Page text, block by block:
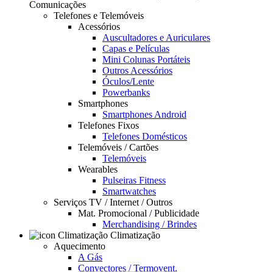
Comunicações
Telefones e Telemóveis
Acessórios
Auscultadores e Auriculares
Capas e Películas
Mini Colunas Portáteis
Outros Acessórios
Óculos/Lente
Powerbanks
Smartphones
Smartphones Android
Telefones Fixos
Telefones Domésticos
Telemóveis / Cartões
Telemóveis
Wearables
Pulseiras Fitness
Smartwatches
Serviços TV / Internet / Outros
Mat. Promocional / Publicidade
Merchandising / Brindes
Climatização
Aquecimento
A Gás
Convectores / Termovent.